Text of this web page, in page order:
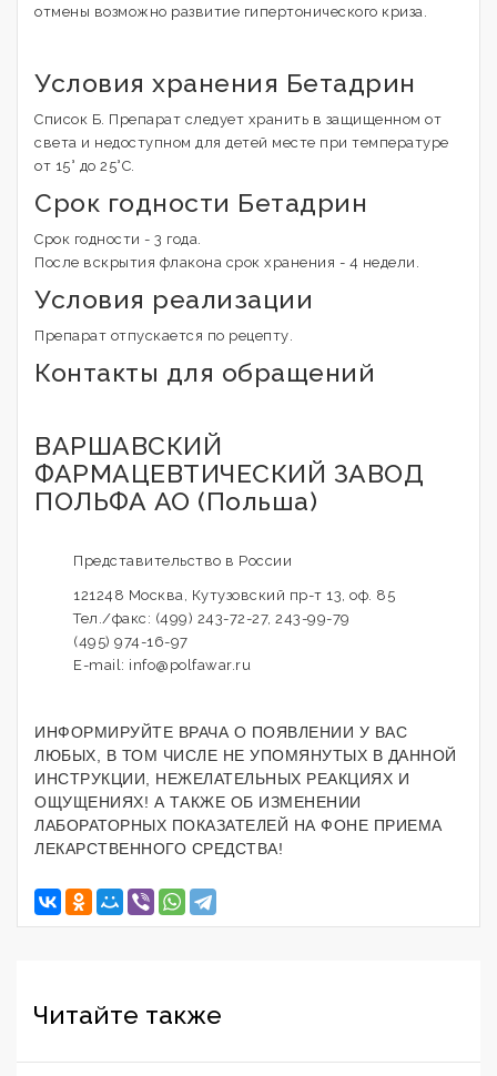
отмены возможно развитие гипертонического криза.
Условия хранения Бетадрин
Список Б. Препарат следует хранить в защищенном от
света и недоступном для детей месте при температуре
от 15° до 25°C.
Срок годности Бетадрин
Срок годности - 3 года.
После вскрытия флакона срок хранения - 4 недели.
Условия реализации
Препарат отпускается по рецепту.
Контакты для обращений
ВАРШАВСКИЙ
ФАРМАЦЕВТИЧЕСКИЙ ЗАВОД
ПОЛЬФА АО (Польша)
Представительство в России
121248 Москва, Кутузовский пр-т 13, оф. 85
Тел./факс: (499) 243-72-27, 243-99-79
(495) 974-16-97
E-mail: info@polfawar.ru
ИНФОРМИРУЙТЕ ВРАЧА О ПОЯВЛЕНИИ У ВАС
ЛЮБЫХ, В ТОМ ЧИСЛЕ НЕ УПОМЯНУТЫХ В ДАННОЙ
ИНСТРУКЦИИ, НЕЖЕЛАТЕЛЬНЫХ РЕАКЦИЯХ И
ОЩУЩЕНИЯХ! А ТАКЖЕ ОБ ИЗМЕНЕНИИ
ЛАБОРАТОРНЫХ ПОКАЗАТЕЛЕЙ НА ФОНЕ ПРИЕМА
ЛЕКАРСТВЕННОГО СРЕДСТВА!
Читайте также